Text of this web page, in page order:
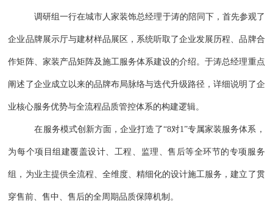
调研组一行在城市人家装饰总经理于涛的陪同下，首先参观了
企业品牌展示厅与建材样品展区，系统听取了企业发展历程、品牌合
作矩阵、家装产品矩阵及施工服务体系建设的介绍。于涛总经理重点
阐述了企业成立以来的品牌布局脉络与迭代升级路径，详细说明了企
业核心服务优势与全流程品质管控体系的构建逻辑。
在服务模式创新方面，企业打造了“8对1”专属家装服务体系，
为每个项目组建覆盖设计、工程、监理、售后等全环节的专项服务
组，为业主提供全流程、全维度、精细化的设计施工服务，建立了贯
穿售前、售中、售后的全周期品质保障机制。